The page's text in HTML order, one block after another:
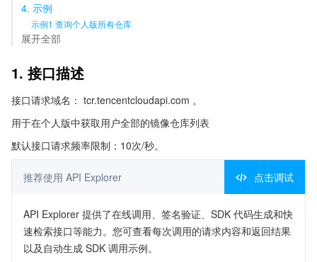
4. 示例
示例1 查询个人版所有仓库
展开全部
1. 接口描述
接口请求域名： tcr.tencentcloudapi.com 。
用于在个人版中获取用户全部的镜像仓库列表
默认接口请求频率限制：10次/秒。
推荐使用 API Explorer 点击调试
API Explorer 提供了在线调用、签名验证、SDK 代码生成和快
速检索接口等能力。您可查看每次调用的请求内容和返回结果
以及自动生成 SDK 调用示例。